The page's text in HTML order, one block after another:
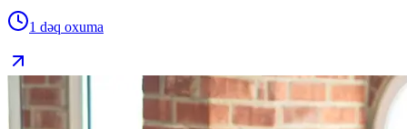
1 dəq oxuma